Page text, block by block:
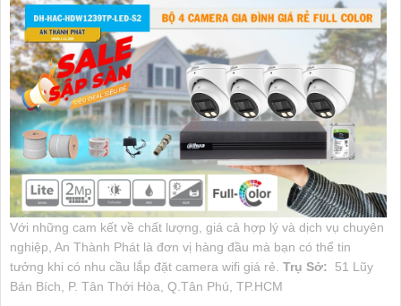
Với những cam kết về chất lượng, giá cả hợp lý và dịch vụ chuyên
nghiệp, An Thành Phát là đơn vị hàng đầu mà bạn có thể tin
tưởng khi có nhu cầu lắp đặt camera wifi giá rẻ. Trụ Sở:
51 Lũy
Bán Bích, P. Tân Thới Hòa, Q.Tân Phú, TP.HCM